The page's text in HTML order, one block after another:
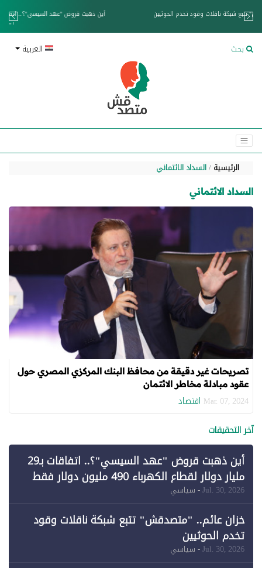
خزان عائم.. "متصدقش" تتبع شبكة ناقلات وقود تخدم الحوثيين
بحث العربية
الرئيسية السداد الائتماني
السداد الائتماني
تصريحات غير دقيقة من محافظ البنك المركزي المصري حول
عقود مبادلة مخاطر الائتمان
Mar. 07, 2024 اقتصاد
آخر التحقيقات
أين ذهبت قروض "عهد السيسي"؟.. اتفاقات بـ29
مليار دولار لقطاع الكهرباء 490 مليون دولار فقط
لـ"الطاقة المتجددة" (1)
Jul. 30, 2026- سياسي
خزان عائم.. "متصدقش" تتبع شبكة ناقلات وقود
تخدم الحوثيين
Jul. 30, 2026- سياسي